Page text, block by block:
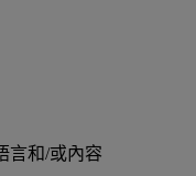
言和/或內容